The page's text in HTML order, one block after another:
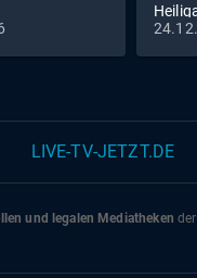
Nebel
LIVE-TV-JETZT.DE
und legalen Mediatheken